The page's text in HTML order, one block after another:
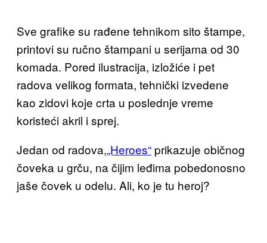
Sve grafike su rađene tehnikom sito štampe,
printovi su ručno štampani u serijama od 30
komada. Pored ilustracija, izložiće i pet
radova velikog formata, tehnički izvedene
kao zidovi koje crta u poslednje vreme
koristeći akril i sprej.
Jedan od radova,„Heroes“ prikazuje običnog
čoveka u grču, na čijim leđima pobedonosno
jaše čovek u odelu. Ali, ko je tu heroj?